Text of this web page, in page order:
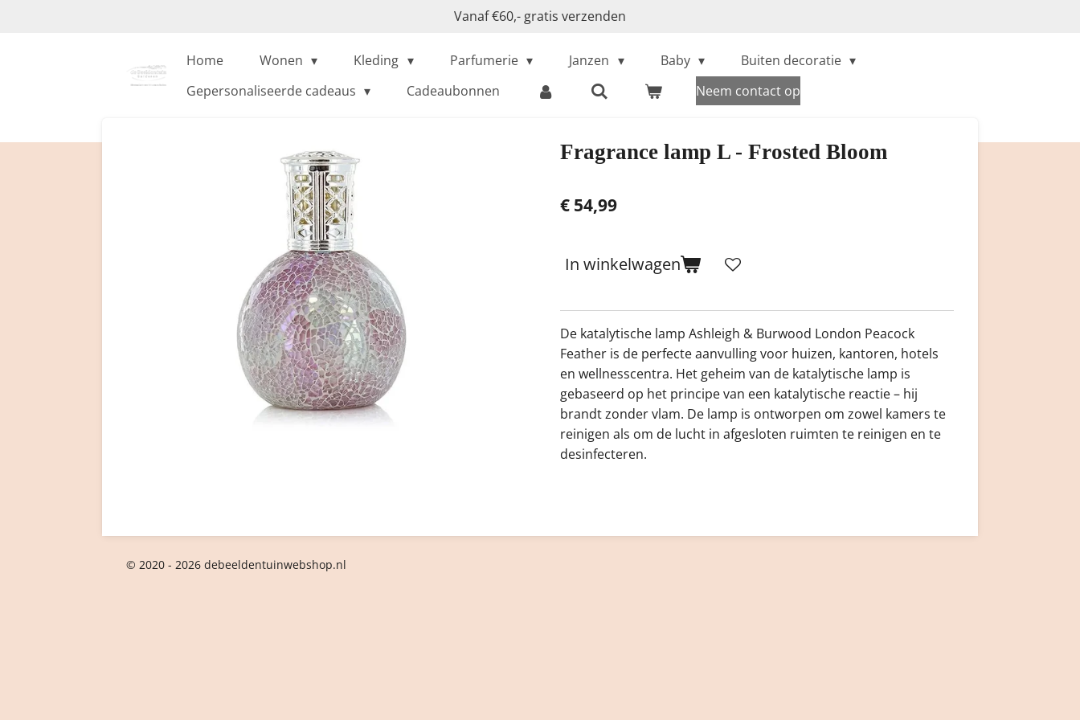
Vanaf €60,- gratis verzenden
Home Wonen Kleding Parfumerie Janzen Baby
Buiten decoratie
Gepersonaliseerde cadeaus
Cadeaubonnen Neem contact op
Fragrance lamp L - Frosted Bloom
€ 54,99
In winkelwagen
De katalytische lamp Ashleigh & Burwood London Peacock
Feather is de perfecte aanvulling voor huizen, kantoren, hotels
en wellnesscentra. Het geheim van de katalytische lamp is
gebaseerd op het principe van een katalytische reactie – hij
brandt zonder vlam. De lamp is ontworpen om zowel kamers te
reinigen als om de lucht in afgesloten ruimten te reinigen en te
desinfecteren.
© 2020 - 2026 debeeldentuinwebshop.nl